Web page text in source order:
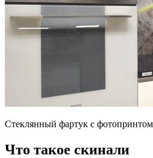
Стеклянный фартук с
Что такое скинали